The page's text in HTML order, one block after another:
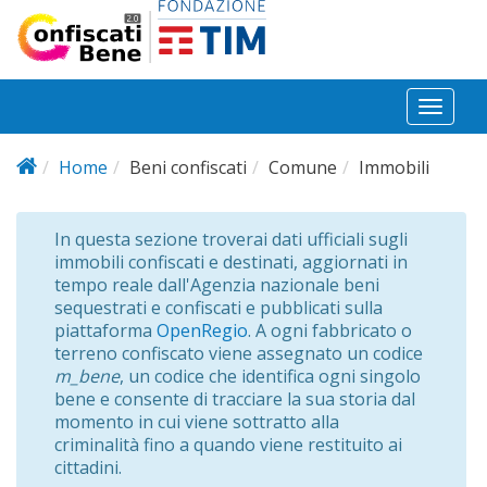
Salta al contenuto principale
Toggle
Home
Beni confiscati Comune Immobili
In questa sezione troverai dati ufficiali sugli
immobili confiscati e destinati, aggiornati in
tempo reale dall'Agenzia nazionale beni
sequestrati e confiscati e pubblicati sulla
piattaforma OpenRegio. A ogni fabbricato o
terreno confiscato viene assegnato un codice
m_bene, un codice che identifica ogni singolo
bene e consente di tracciare la sua storia dal
momento in cui viene sottratto alla
criminalità fino a quando viene restituito ai
cittadini.